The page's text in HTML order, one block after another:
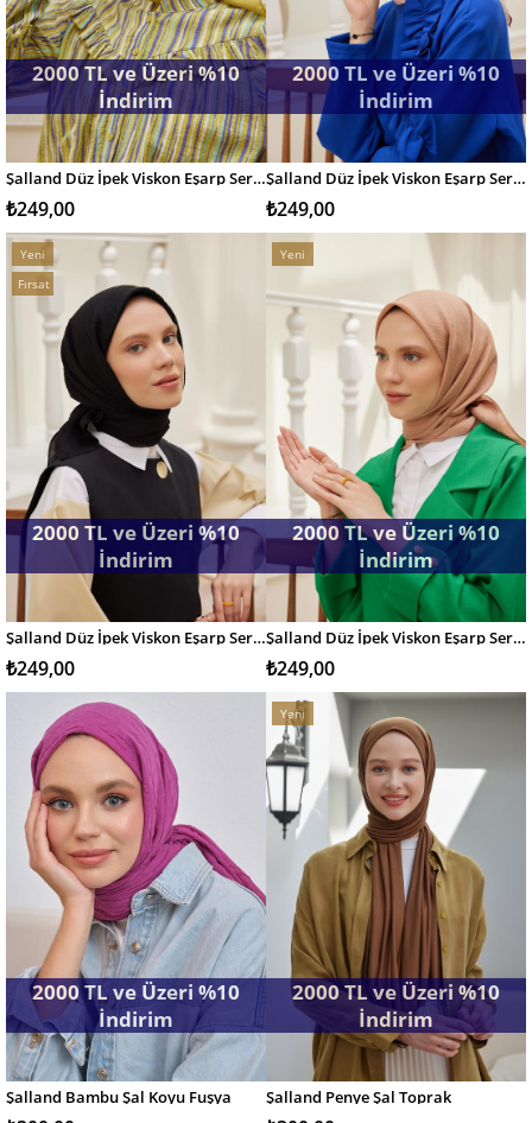
SEPETE EKLE Şalland Düz İpek Viskon Eşarp Serisi Yağ Yeşili
2000 TL ve Üzeri %10
İndirim
₺249,00
SEPETE EKLE Şalland Düz İpek Viskon Eşarp Serisi Pudra
2000 TL ve Üzeri %10
İndirim
₺249,00
SEPETE EKLE
Yeni
Ürün
Fırsat
Şalland Düz İpek Viskon Eşarp Serisi Siyah
2000 TL ve Üzeri %10
İndirim
₺249,00
SEPETE EKLE
Yeni
Şalland Düz İpek Viskon Eşarp Serisi Sütlü Kahve
2000 TL ve Üzeri %10
İndirim
₺249,00
SEPETE EKLE
Şalland Bambu Şal Koyu Fuşya
2000 TL ve Üzeri %10
İndirim
SEPETE EKLE
Yeni
Ürün
Şalland Penye Şal Toprak
2000 TL ve Üzeri %10
İndirim